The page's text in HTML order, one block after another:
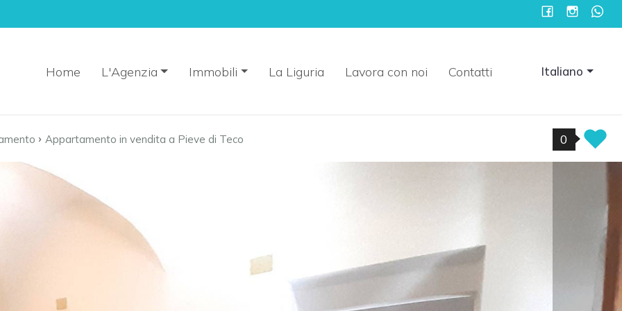
Home L'Agenzia Immobili La Liguria Lavora con noi Contatti Italiano
› Appartamento in vendita a Pieve di Teco 0